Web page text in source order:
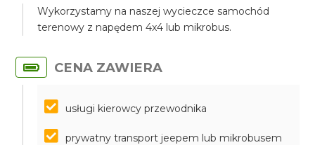
Wykorzystamy na naszej wycieczce samochód
terenowy z napędem 4x4 lub mikrobus.
CENA ZAWIERA
usługi kierowcy przewodnika
prywatny transport jeepem lub mikrobusem